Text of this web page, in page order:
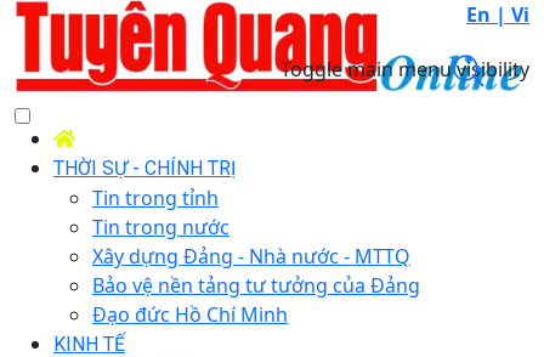
En | Vi
Toggle main menu visibility
THỜI SỰ - CHÍNH TRỊ
Tin trong tỉnh
Tin trong nước
Xây dựng Đảng - Nhà nước - MTTQ
Bảo vệ nền tảng tư tưởng của Đảng
Đạo đức Hồ Chí Minh
KINH TẾ